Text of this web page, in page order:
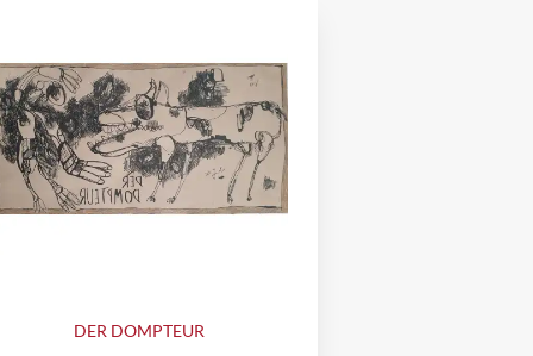
DER DOMPTEUR